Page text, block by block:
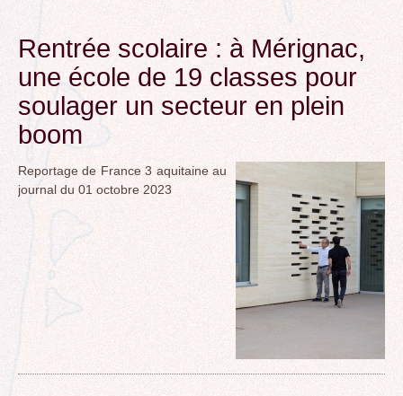
Rentrée scolaire : à Mérignac,
une école de 19 classes pour
soulager un secteur en plein
boom
Reportage de France 3 aquitaine au
journal du 01 octobre 2023